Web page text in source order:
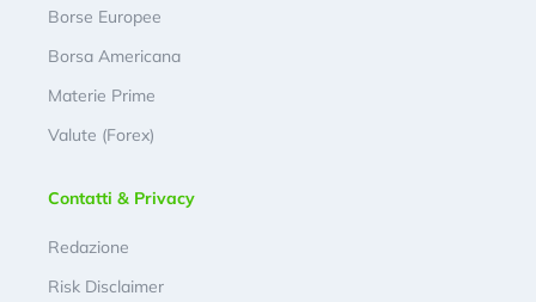
Borse Europee
Borsa Americana
Materie Prime
Valute (Forex)
Contatti & Privacy
Redazione
Risk Disclaimer